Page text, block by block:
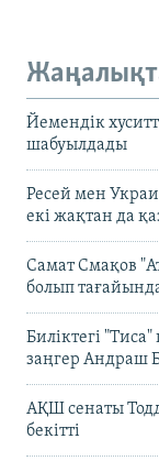
Йемендік
шабуылдады
Ресей мен
екі жақтан да
Самат Смақов
болып
Биліктегі
заңгер Андраш
АҚШ сенаты
бекітті